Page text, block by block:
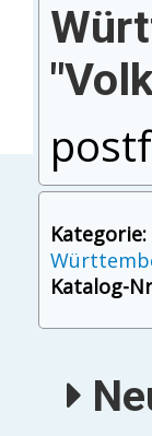
Kategorie:
Katalog-